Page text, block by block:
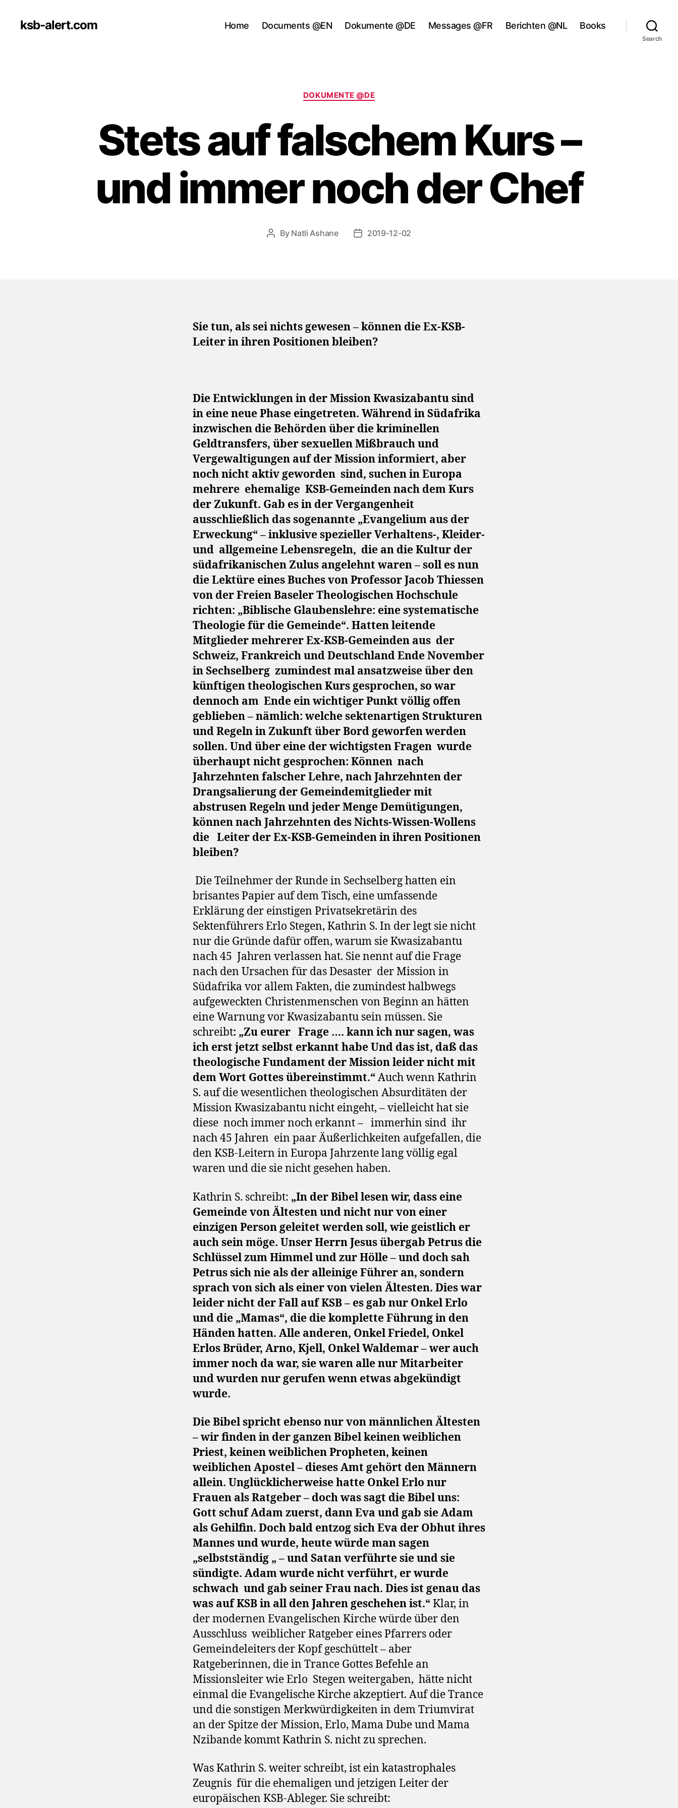
ksb-alert.com Home Documents @EN Dokumente @DE Messages @FR Berichten @NL Books
Search
Categories
DOKUMENTE @DE
Stets auf falschem Kurs –
und immer noch der Chef
Post
By Natli Ashane
Post2019-12-02
Sietun, als sei nichts gewesen – können die Ex-KSB-
Leiter in ihren Positionen bleiben?
Die Entwicklungen in der Mission Kwasizabantu sind
in eine neue Phase eingetreten. Während in Südafrika
inzwischen die Behörden über die kriminellen
Geldtransfers, über sexuellen Mißbrauch und
Vergewaltigungen auf der Mission informiert, aber
noch nicht aktiv geworden sind, suchen in Europa
mehrere ehemalige KSB-Gemeinden nach dem Kurs
der Zukunft. Gab es in der Vergangenheit
ausschließlich das sogenannte „Evangelium aus der
Erweckung“ – inklusive spezieller Verhaltens-, Kleider-
und allgemeine Lebensregeln, die an die Kultur der
südafrikanischen Zulus angelehnt waren – soll es nun
die Lektüre eines Buches von Professor Jacob Thiessen
von der Freien Baseler Theologischen Hochschule
richten: „Biblische Glaubenslehre: eine systematische
Theologie für die Gemeinde“. Hatten leitende
Mitglieder mehrerer Ex-KSB-Gemeinden aus der
Schweiz, Frankreich und Deutschland Ende November
in Sechselberg zumindest mal ansatzweise über den
künftigen theologischen Kurs gesprochen, so war
dennoch am Ende ein wichtiger Punkt völlig offen
geblieben – nämlich: welche sektenartigen Strukturen
und Regeln in Zukunft über Bord geworfen werden
sollen. Und über eine der wichtigsten Fragen wurde
überhaupt nicht gesprochen: Können nach
Jahrzehnten falscher Lehre, nach Jahrzehnten der
Drangsalierung der Gemeindemitglieder mit
abstrusen Regeln und jeder Menge Demütigungen,
können nach Jahrzehnten des Nichts-Wissen-Wollens
die Leiter der Ex-KSB-Gemeinden in ihren Positionen
bleiben?
Die Teilnehmer der Runde in Sechselberg hatten ein
brisantes Papier auf dem Tisch, eine umfassende
Erklärung der einstigen Privatsekretärin des
Sektenführers Erlo Stegen, Kathrin S. In der legt sie nicht
nur die Gründe dafür offen, warum sie Kwasizabantu
nach 45 Jahren verlassen hat. Sie nennt auf die Frage
nach den Ursachen für das Desaster der Mission in
Südafrika vor allem Fakten, die zumindest halbwegs
aufgeweckten Christenmenschen von Beginn an hätten
eine Warnung vor Kwasizabantu sein müssen. Sie
schreibt: „Zu eurer Frage …. kann ich nur sagen, was
ich erst jetzt selbst erkannt habe Und das ist, daß das
theologische Fundament der Mission leider nicht mit
dem Wort Gottes übereinstimmt.“Auch wenn Kathrin
S. auf die wesentlichen theologischen Absurditäten der
Mission Kwasizabantu nicht eingeht, – vielleicht hat sie
diese noch immer noch erkannt – immerhin sind ihr
nach 45 Jahren ein paar Äußerlichkeiten aufgefallen, die
den KSB-Leitern in Europa Jahrzente lang völlig egal
waren und die sie nicht gesehen haben.
Kathrin S. schreibt: „In der Bibel lesen wir, dass eine
Gemeinde von Ältesten und nicht nur von einer
einzigen Person geleitet werden soll, wie geistlich er
auch sein möge. Unser Herrn Jesus übergab Petrus die
Schlüssel zum Himmel und zur Hölle – und doch sah
Petrus sich nie als der alleinige Führer an, sondern
sprach von sich als einer von vielen Ältesten. Dies war
leider nicht der Fall auf KSB – es gab nur Onkel Erlo
und die „Mamas“, die die komplette Führung in den
Händen hatten. Alle anderen, Onkel Friedel, Onkel
Erlos Brüder, Arno, Kjell, Onkel Waldemar – wer auch
immer noch da war, sie waren alle nur Mitarbeiter
und wurden nur gerufen wenn etwas abgekündigt
wurde.
Die Bibel spricht ebenso nur von männlichen Ältesten
– wir finden in der ganzen Bibel keinen weiblichen
Priest, keinen weiblichen Propheten, keinen
weiblichen Apostel – dieses Amt gehört den Männern
allein. Unglücklicherweise hatte Onkel Erlo nur
Frauen als Ratgeber – doch was sagt die Bibel uns:
Gott schuf Adam zuerst, dann Eva und gab sie Adam
als Gehilfin. Doch bald entzog sich Eva der Obhut ihres
Mannes und wurde, heute würde man sagen
„selbstständig „ – und Satan verführte sie und sie
sündigte. Adam wurde nicht verführt, er wurde
schwach und gab seiner Frau nach. Dies ist genau das
was auf KSB in all den Jahren geschehen ist.“Klar, in
der modernen Evangelischen Kirche würde über den
Ausschluss weiblicher Ratgeber eines Pfarrers oder
Gemeindeleiters der Kopf geschüttelt – aber
Ratgeberinnen, die in Trance Gottes Befehle an
Missionsleiter wie Erlo Stegen weitergaben, hätte nicht
einmal die Evangelische Kirche akzeptiert. Auf die Trance
und die sonstigen Merkwürdigkeiten in dem Triumvirat
an der Spitze der Mission, Erlo, Mama Dube und Mama
Nzibande kommt Kathrin S. nicht zu sprechen.
Was Kathrin S. weiter schreibt, ist ein katastrophales
Zeugnis für die ehemaligen und jetzigen Leiter der
europäischen KSB-Ableger. Sie schreibt: